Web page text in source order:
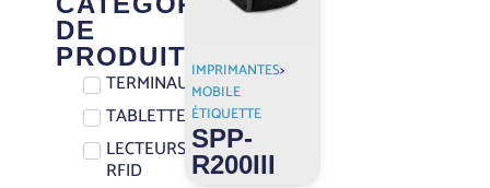
DE
PRODUIT
TERMINAUX (0)
TABLETTES (0)
LECTEURS
RFID (0)
IMPRIMANTES>
MOBILE
ÉTIQUETTE
SPP-
R200III